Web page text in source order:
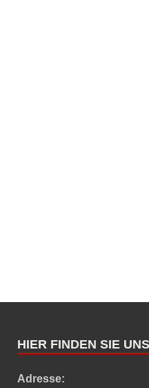
HIER FINDEN SIE UNS
Adresse: